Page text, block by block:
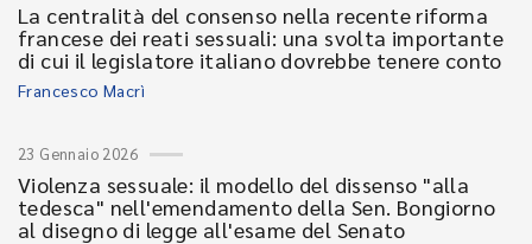
La centralità del consenso nella recente riforma
francese dei reati sessuali: una svolta importante
di cui il legislatore italiano dovrebbe tenere conto
Francesco Macrì
23 Gennaio 2026
Violenza sessuale: il modello del dissenso "alla
tedesca" nell'emendamento della Sen. Bongiorno
al disegno di legge all'esame del Senato